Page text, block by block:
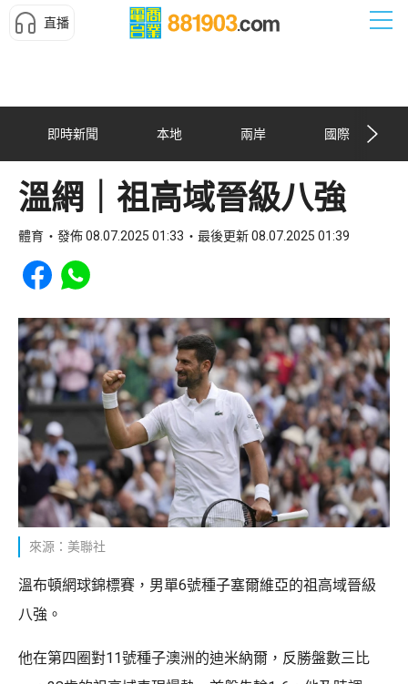
直播
即時新聞 本地 兩岸 國際
溫網｜祖高域晉級八強
體育 發佈 08.07.2025 01:33 最後更新 08.07.2025 01:39
Share to Facebook
Share to WhatsApp
來源：美聯社
溫布頓網球錦標賽，男單6號種子塞爾維亞的祖高域晉級
八強。
他在第四圈對11號種子澳洲的迪米納爾，反勝盤數三比